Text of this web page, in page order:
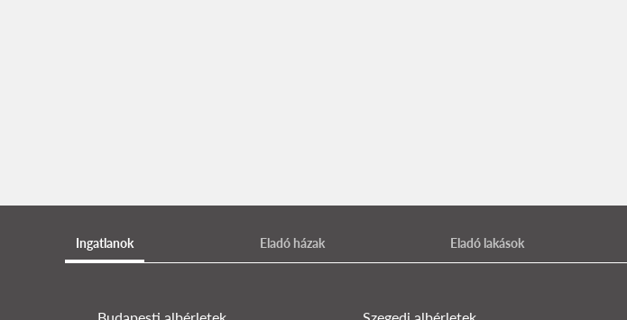
Ingatlanok Eladó házak Eladó lakások